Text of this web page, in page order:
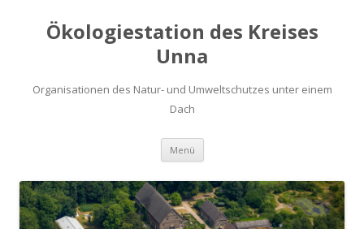
Ökologiestation des Kreises
Unna
Organisationen des Natur- und Umweltschutzes unter einem
Dach
Menü Zum
springen